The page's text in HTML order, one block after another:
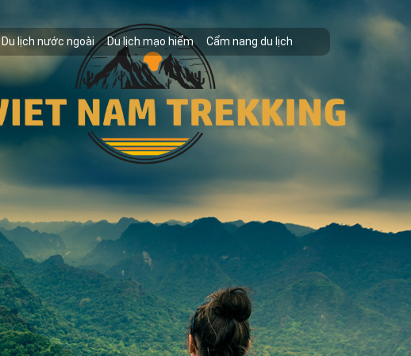
Du lịch nước ngoài Du lịch mạo hiểm Cẩm nang du lịch